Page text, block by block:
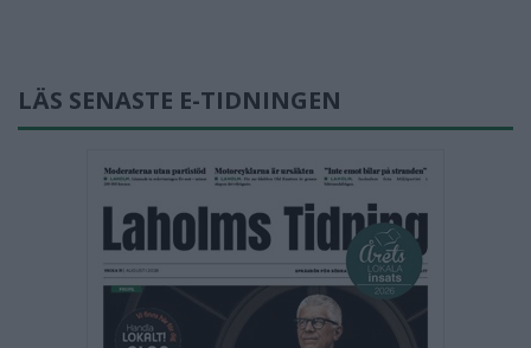
LÄS SENASTE E-TIDNINGEN